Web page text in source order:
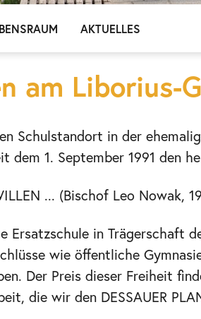
AKTUELLES
am Liborius-
Schulstandort in der
dem 1. September 1991 den
... (Bischof Leo Nowak,
Ersatzschule in Trägerschaft
wie öffentliche
Der Preis dieser Freiheit
die wir den DESSAUER